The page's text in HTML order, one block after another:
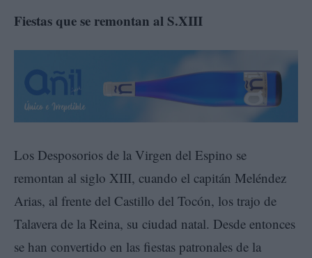
Fiestas que se remontan al S.XIII
Los Desposorios de la Virgen del Espino se
remontan al siglo XIII, cuando el capitán Meléndez
Arias, al frente del Castillo del Tocón, los trajo de
Talavera de la Reina, su ciudad natal. Desde entonces
se han convertido en las fiestas patronales de la